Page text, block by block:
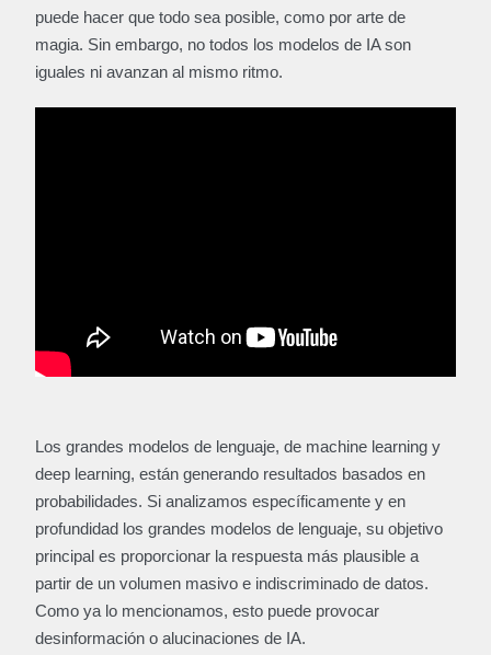
puede hacer que todo sea posible, como por arte de
magia. Sin embargo, no todos los modelos de IA son
iguales ni avanzan al mismo ritmo.
Los grandes modelos de lenguaje, de machine learning y
deep learning, están generando resultados basados en
probabilidades. Si analizamos específicamente y en
profundidad los grandes modelos de lenguaje, su objetivo
principal es proporcionar la respuesta más plausible a
partir de un volumen masivo e indiscriminado de datos.
Como ya lo mencionamos, esto puede provocar
desinformación o alucinaciones de IA.